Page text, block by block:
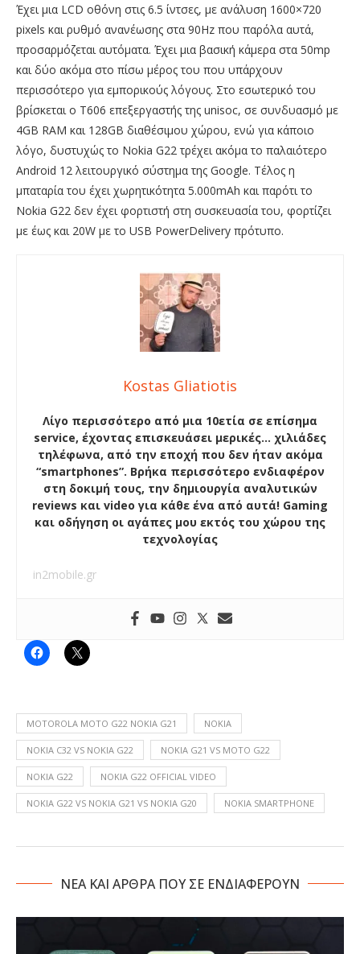
Έχει μια LCD οθόνη στις 6.5 ίντσες, με ανάλυση 1600×720
pixels και ρυθμό ανανέωσης στα 90Hz που παρόλα αυτά,
προσαρμόζεται αυτόματα. Έχει μια βασική κάμερα στα 50mp
και δύο ακόμα στο πίσω μέρος του που υπάρχουν
περισσότερο για εμπορικούς λόγους. Στο εσωτερικό του
βρίσκεται ο Τ606 επεξεργαστής της unisoc, σε συνδυασμό με
4GB RAM και 128GB διαθέσιμου χώρου, ενώ για κάποιο
λόγο, δυστυχώς το Nokia G22 τρέχει ακόμα το παλαιότερο
Android 12 λειτουργικό σύστημα της Google. Τέλος η
μπαταρία του έχει χωρητικότητα 5.000mAh και παρότι το
Nokia G22 δεν έχει φορτιστή στη συσκευασία του, φορτίζει
με έως και 20W με το USB PowerDelivery πρότυπο.
Kostas Gliatiotis
Λίγο περισσότερο από μια 10ετία σε επίσημα
service, έχοντας επισκευάσει μερικές… χιλιάδες
τηλέφωνα, από την εποχή που δεν ήταν ακόμα
“smartphones”. Βρήκα περισσότερο ενδιαφέρον
στη δοκιμή τους, την δημιουργία αναλυτικών
reviews και video για κάθε ένα από αυτά! Gaming
και οδήγηση οι αγάπες μου εκτός του χώρου της
τεχνολογίας
in2mobile.gr
MOTOROLA MOTO G22 NOKIA G21 NOKIA
NOKIA C32 VS NOKIA G22 NOKIA G21 VS MOTO G22
NOKIA G22 NOKIA G22 OFFICIAL VIDEO
NOKIA G22 VS NOKIA G21 VS NOKIA G20 NOKIA SMARTPHONE
NΕΑ ΚΑΙ ΑΡΘΡΑ ΠΟΥ ΣΕ ΕΝΔΙΑΦΕΡΟΥΝ